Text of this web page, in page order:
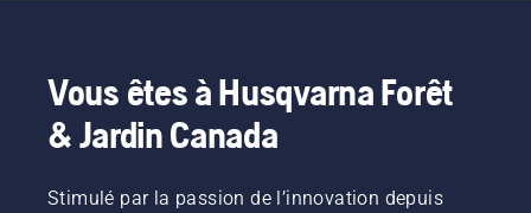
Vous êtes à Husqvarna Forêt
& Jardin Canada
Stimulé par la passion de l’innovation depuis